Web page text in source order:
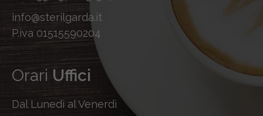
info@sterilgarda.it
P.iva 01515590204
Orari Uffici
Dal Lunedì al Venerdì